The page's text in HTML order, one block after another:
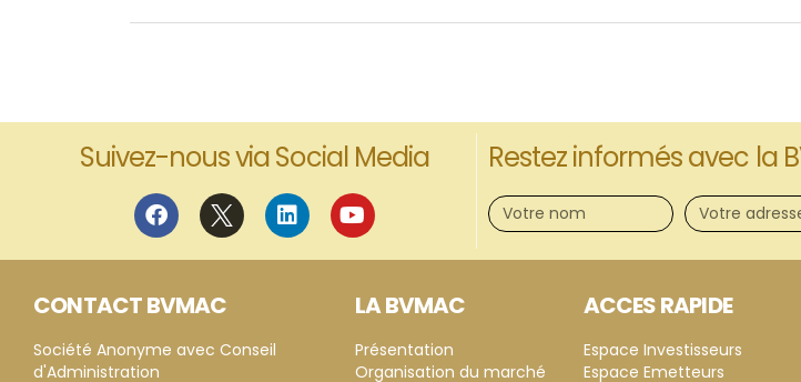
Suivez-nous via Social Media Restez informés avec la
CONTACT BVMAC
Société Anonyme avec Conseil
d'Administration
LA BVMAC
Présentation
Organisation du marché
ACCES RAPIDE
Espace Investisseurs
Espace Emetteurs